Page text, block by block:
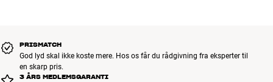
PRISMATCH
God lyd skal ikke koste mere. Hos os får du rådgivning fra eksperter til
en skarp pris.
3 ÅRS MEDLEMSGARANTI